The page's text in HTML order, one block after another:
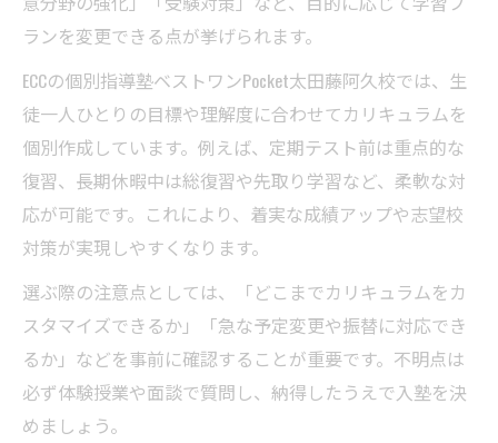
ランを変更できる点が挙げられます。
ECCの個別指導塾ベストワンPocket太田藤阿久校では、生
徒一人ひとりの目標や理解度に合わせてカリキュラムを
個別作成しています。例えば、定期テスト前は重点的な
復習、長期休暇中は総復習や先取り学習など、柔軟な対
応が可能です。これにより、着実な成績アップや志望校
対策が実現しやすくなります。
選ぶ際の注意点としては、「どこまでカリキュラムをカ
スタマイズできるか」「急な予定変更や振替に対応でき
るか」などを事前に確認することが重要です。不明点は
必ず体験授業や面談で質問し、納得したうえで入塾を決
めましょう。